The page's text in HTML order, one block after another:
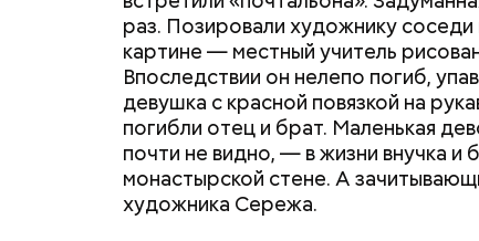
раз. Позировали художнику
картине — местный учитель
Впоследствии он нелепо погиб,
девушка с красной повязкой на
погибли отец и брат. Маленькая
почти не видно, — в жизни внучка
монастырской стене. А
художника Сережа.
Одиссей, Аид, Дионис,
Афродита и Гера: зачем
родители называют
необычными именами